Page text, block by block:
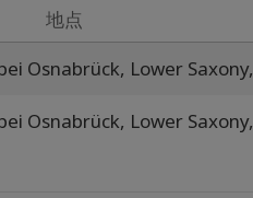
地点
Osnabrück, Lower Saxony,
Osnabrück, Lower Saxony,